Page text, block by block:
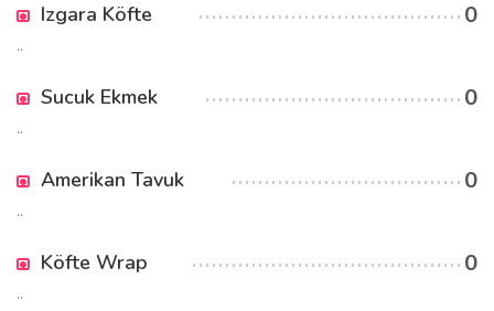
Izgara Köfte 0
..
Sucuk Ekmek 0
..
Amerikan Tavuk 0
..
Köfte Wrap 0
..